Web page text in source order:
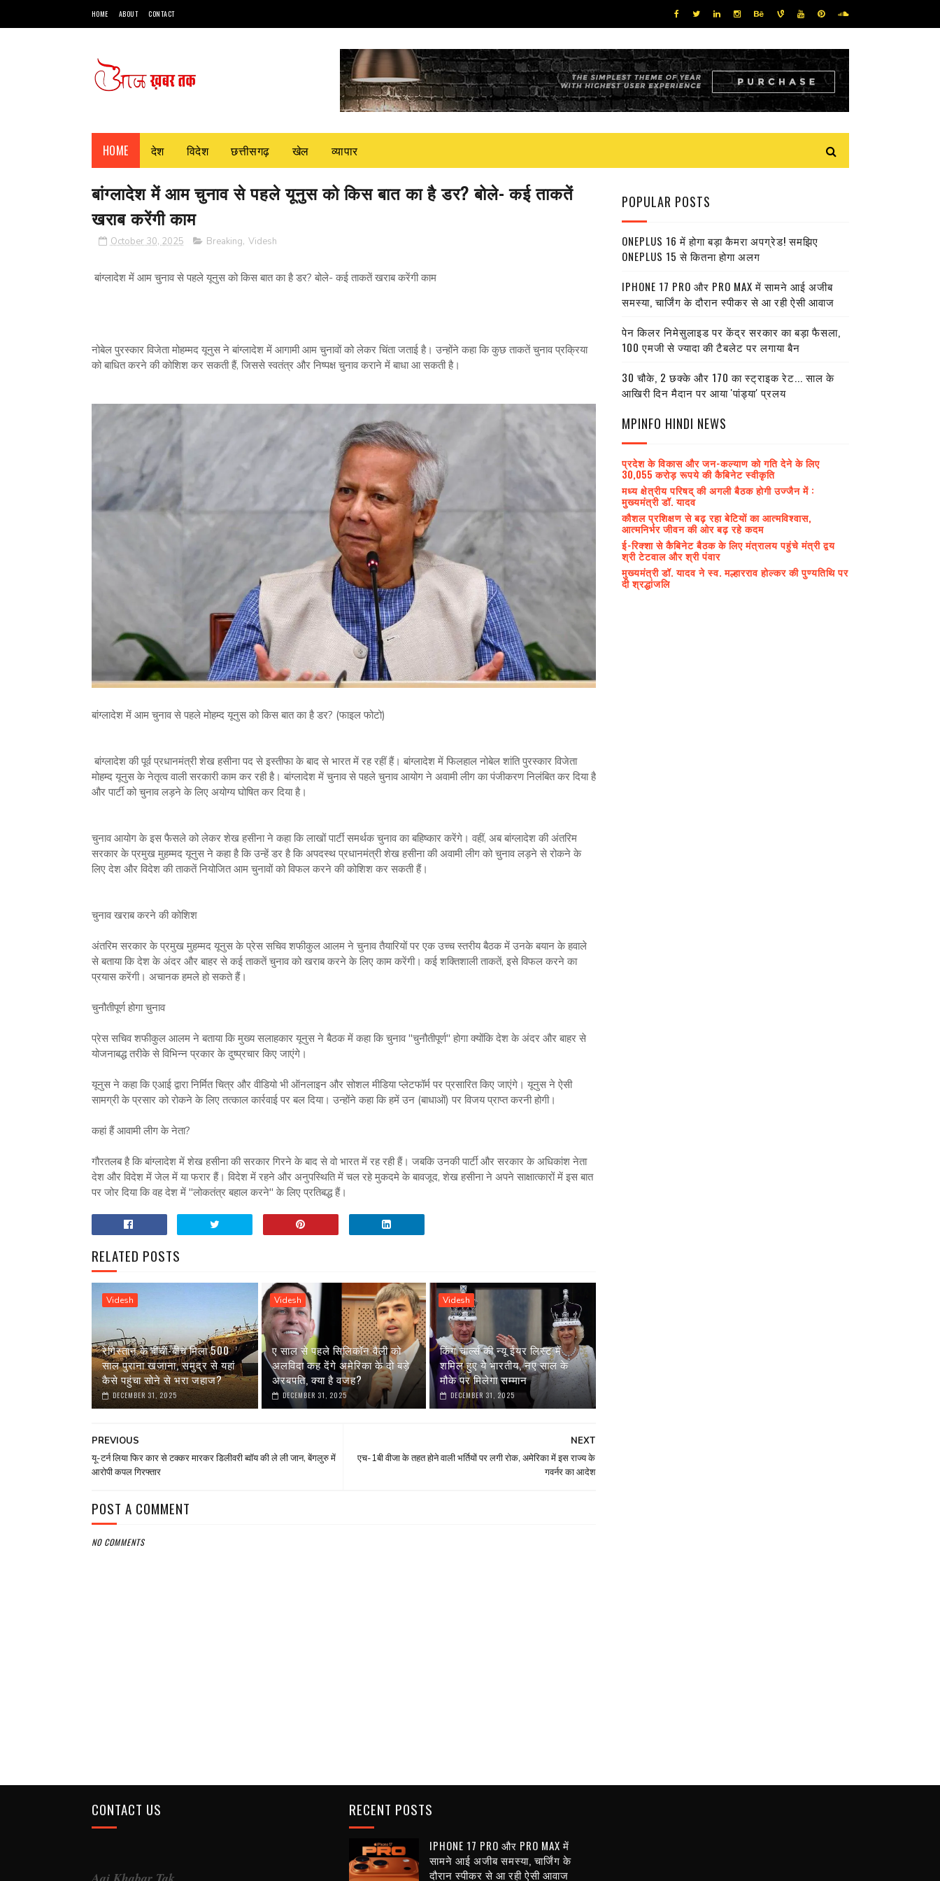
HOME ABOUT CONTACT
HOME देश विदेश छत्तीसगढ़ खेल व्यापार
बांग्लादेश में आम चुनाव से पहले यूनुस को किस बात का है डर? बोले- कई ताकतें
खराब करेंगी काम
October 30, 2025 Breaking, Videsh
बांग्लादेश में आम चुनाव से पहले यूनुस को किस बात का है डर? बोले- कई ताकतें खराब करेंगी काम
नोबेल पुरस्कार विजेता मोहम्मद यूनुस ने बांग्लादेश में आगामी आम चुनावों को लेकर चिंता जताई है। उन्होंने कहा कि कुछ ताकतें चुनाव प्रक्रिया
को बाधित करने की कोशिश कर सकती हैं, जिससे स्वतंत्र और निष्पक्ष चुनाव कराने में बाधा आ सकती है।
बांग्लादेश में आम चुनाव से पहले मोहम्द यूनुस को किस बात का है डर? (फाइल फोटो)
बांग्लादेश की पूर्व प्रधानमंत्री शेख हसीना पद से इस्तीफा के बाद से भारत में रह रहीं हैं। बांग्लादेश में फिलहाल नोबेल शांति पुरस्कार विजेता
मोहम्द यूनुस के नेतृत्व वाली सरकारी काम कर रही है। बांग्लादेश में चुनाव से पहले चुनाव आयोग ने अवामी लीग का पंजीकरण निलंबित कर दिया है
और पार्टी को चुनाव लड़ने के लिए अयोग्य घोषित कर दिया है।
चुनाव आयोग के इस फैसले को लेकर शेख हसीना ने कहा कि लाखों पार्टी समर्थक चुनाव का बहिष्कार करेंगे। वहीं, अब बांग्लादेश की अंतरिम
सरकार के प्रमुख मुहम्मद यूनुस ने कहा है कि उन्हें डर है कि अपदस्थ प्रधानमंत्री शेख हसीना की अवामी लीग को चुनाव लड़ने से रोकने के
लिए देश और विदेश की ताकतें नियोजित आम चुनावों को विफल करने की कोशिश कर सकती हैं।
चुनाव खराब करने की कोशिश
अंतरिम सरकार के प्रमुख मुहम्मद यूनुस के प्रेस सचिव शफीकुल आलम ने चुनाव तैयारियों पर एक उच्च स्तरीय बैठक में उनके बयान के हवाले
से बताया कि देश के अंदर और बाहर से कई ताकतें चुनाव को खराब करने के लिए काम करेंगी। कई शक्तिशाली ताकतें, इसे विफल करने का
प्रयास करेंगी। अचानक हमले हो सकते हैं।
चुनौतीपूर्ण होगा चुनाव
प्रेस सचिव शफीकुल आलम ने बताया कि मुख्य सलाहकार यूनुस ने बैठक में कहा कि चुनाव "चुनौतीपूर्ण" होगा क्योंकि देश के अंदर और बाहर से
योजनाबद्ध तरीके से विभिन्न प्रकार के दुष्प्रचार किए जाएंगे।
यूनुस ने कहा कि एआई द्वारा निर्मित चित्र और वीडियो भी ऑनलाइन और सोशल मीडिया प्लेटफॉर्म पर प्रसारित किए जाएंगे। यूनुस ने ऐसी
सामग्री के प्रसार को रोकने के लिए तत्काल कार्रवाई पर बल दिया। उन्होंने कहा कि हमें उन (बाधाओं) पर विजय प्राप्त करनी होगी।
कहां हैं आवामी लीग के नेता?
गौरतलब है कि बांग्लादेश में शेख हसीना की सरकार गिरने के बाद से वो भारत में रह रही हैं। जबकि उनकी पार्टी और सरकार के अधिकांश नेता
देश और विदेश में जेल में या फरार हैं। विदेश में रहने और अनुपस्थिति में चल रहे मुकदमे के बावजूद, शेख हसीना ने अपने साक्षात्कारों में इस बात
पर जोर दिया कि वह देश में "लोकतंत्र बहाल करने" के लिए प्रतिबद्ध हैं।
RELATED POSTS
Videsh
रेगिस्तान के बीचों-बीच मिला 500
साल पुराना खजाना, समुद्र से यहां
कैसे पहुंचा सोने से भरा जहाज?
DECEMBER 31, 2025
Videsh
ए साल से पहले सिलिकॉन वैली को
अलविदा कह देंगे अमेरिका के दो बड़े
अरबपति, क्या है वजह?
DECEMBER 31, 2025
Videsh
किंग चार्ल्स की न्यू ईयर लिस्ट में
शमिल हुए ये भारतीय, नए साल के
मौके पर मिलेगा सम्मान
DECEMBER 31, 2025
NEXT
एच-1बी वीजा के तहत होने वाली भर्तियों पर लगी रोक, अमेरिका में इस राज्य के
गवर्नर का आदेश
PREVIOUS
यू-टर्न लिया फिर कार से टक्कर मारकर डिलीवरी ब्वॉय की ले ली जान, बेंगलुरु में
आरोपी कपल गिरफ्तार
POST A COMMENT
NO COMMENTS
POPULAR POSTS
ONEPLUS 16 में होगा बड़ा कैमरा अपग्रेड! समझिए
ONEPLUS 15 से कितना होगा अलग
IPHONE 17 PRO और PRO MAX में सामने आई अजीब
समस्या, चार्जिंग के दौरान स्पीकर से आ रही ऐसी आवाज
पेन किलर निमेसुलाइड पर केंद्र सरकार का बड़ा फैसला,
100 एमजी से ज्यादा की टैबलेट पर लगाया बैन
30 चौके, 2 छक्के और 170 का स्ट्राइक रेट... साल के
आखिरी दिन मैदान पर आया 'पांड्या' प्रलय
MPINFO HINDI NEWS
प्रदेश के विकास और जन-कल्याण को गति देने के लिए
30,055 करोड़ रूपये की कैबिनेट स्वीकृति
मध्य क्षेत्रीय परिषद् की अगली बैठक होगी उज्जैन में :
मुख्यमंत्री डॉ. यादव
कौशल प्रशिक्षण से बढ़ रहा बेटियों का आत्मविश्वास,
आत्मनिर्भर जीवन की ओर बढ़ रहे कदम
ई-रिक्शा से कैबिनेट बैठक के लिए मंत्रालय पहुंचे मंत्री द्वय
श्री टेटवाल और श्री पंवार
मुख्यमंत्री डॉ. यादव ने स्व. मल्हारराव होल्कर की पुण्यतिथि पर
दी श्रद्धांजलि
CONTACT US RECENT POSTS
IPHONE 17 PRO और PRO MAX में
सामने आई अजीब समस्या, चार्जिंग के
दौरान स्पीकर से आ रही ऐसी आवाज